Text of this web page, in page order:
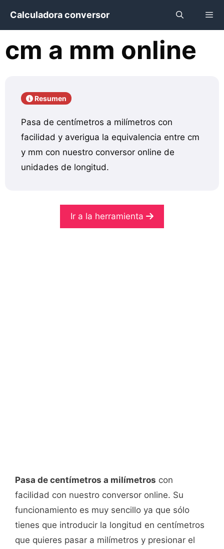
contenido
Calculadora conversor
cm a mm online
Resumen
Pasa de centímetros a milímetros con
facilidad y averigua la equivalencia entre cm
y mm con nuestro conversor online de
unidades de longitud.
Ir a la herramienta
Pasa de centímetros a milímetros con
facilidad con nuestro conversor online. Su
funcionamiento es muy sencillo ya que sólo
tienes que introducir la longitud en centímetros
que quieres pasar a milímetros y presionar el